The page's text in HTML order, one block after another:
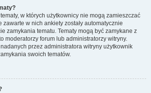
w których użytkownicy nie mogą zamieszczać
w nich ankiety zostały automatycznie
zamykania tematu. Tematy mogą być zamykane z
moderatorzy forum lub administratorzy witryny.
przez administratora witryny użytkownik
swoich tematów.